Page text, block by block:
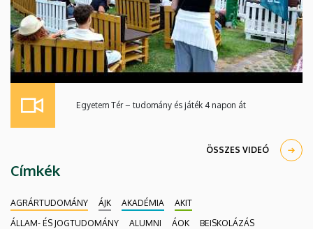
Egyetem Tér – tudomány és játék 4 napon át
ÖSSZES VIDEÓ
Címkék
AGRÁRTUDOMÁNY ÁJK AKADÉMIA
AKIT
ÁLLAM- ÉS JOGTUDOMÁNY
ALUMNI ÁOK
BEISKOLÁZÁS